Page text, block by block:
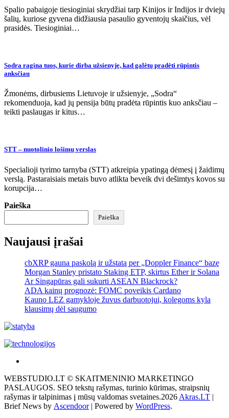
Spalio pabaigoje tiesioginiai skrydžiai tarp Kinijos ir Indijos ir dviejų
šalių, kuriose gyvena didžiausia pasaulio gyventojų skaičius, vėl
prasidės. Tiesioginiai…
Sodra ragina tuos, kurie dirba užsienyje, kad galėtų pradėti rūpintis
anksčiau
Žmonėms, dirbusiems Lietuvoje ir užsienyje, „Sodra“
rekomenduoja, kad jų pensija būtų pradėta rūpintis kuo anksčiau –
teikti paslaugas ir kitus…
STT – nuotolinio lošimų verslas
Specialioji tyrimo tarnyba (STT) atkreipia ypatingą dėmesį į žaidimų
verslą. Pastaraisiais metais buvo atlikta beveik dvi dešimtys kovos su
korupcija…
Paieška
Paieška
Naujausi įrašai
cbXRP gauna paskolą ir užstatą per „Doppler Finance“ bazę
Morgan Stanley pristato Staking ETP, skirtus Ether ir Solana
Ar Singapūras gali sukurti ASEAN Blackrock?
ADA kainų prognozė: FOMC poveikis Cardano
Kauno LEZ gamykloje žuvus darbuotojui, kolegoms kyla
klausimų dėl saugumo
tai
žemės
ploto
matavimo
WEBSTUDIO.LT © SKAITMENINIO MARKETINGO
PASLAUGOS. SEO tekstų rašymas, turinio kūrimas, straipsnių
rašymas ir talpinimas į mūsų valdomas svetaines.2026Akras.LT
Brief News by Ascendoor| Powered by WordPress.